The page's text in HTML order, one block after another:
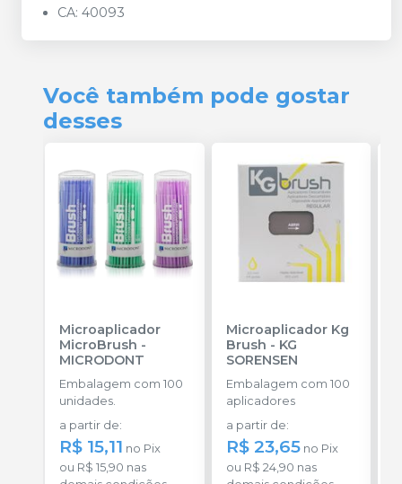
CA: 40093
Você também pode gostar
desses
Microaplicador
MicroBrush -
MICRODONT
Embalagem com 100
unidades.
a partir de:
R$ 15,11 no Pix
ou R$ 15,90 nas
Microaplicador Kg
Brush - KG
SORENSEN
Embalagem com 100
aplicadores
a partir de:
R$ 23,65 no Pix
ou R$ 24,90 nas